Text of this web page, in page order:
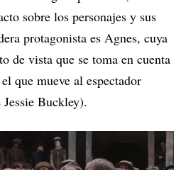
sobre los personajes y sus
protagonista es Agnes, cuya
de vista que se toma en cuenta
que mueve al espectador
Buckley).